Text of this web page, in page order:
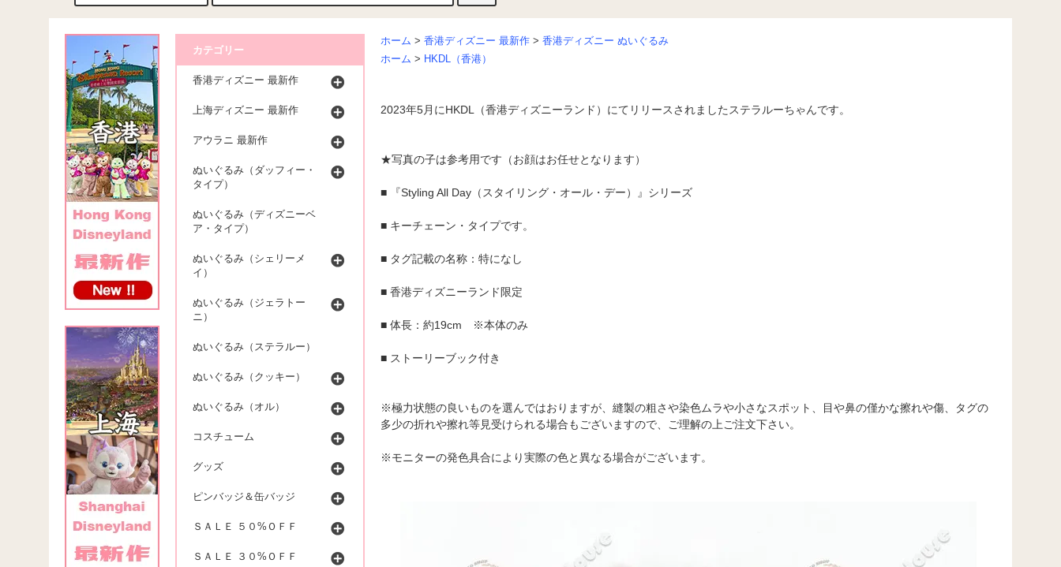
ホーム > 香港ディズニー 最新作 > 香港ディズニー ぬいぐるみ
ホーム > HKDL（香港）
2023年5月にHKDL（香港ディズニーランド）にてリリースされましたステラルーちゃんです。
★写真の子は参考用です（お顔はお任せとなります）
■ 『Styling All Day（スタイリング・オール・デー）』シリーズ
■ キーチェーン・タイプです。
■ タグ記載の名称：特になし
■ 香港ディズニーランド限定
■ 体長：約19cm ※本体のみ
■ ストーリーブック付き
※極力状態の良いものを選んではおりますが、縫製の粗さや染色ムラや小さなスポット、目や鼻の僅かな擦れや傷、タグの
多少の折れや擦れ等見受けられる場合もございますので、ご理解の上ご注文下さい。
※モニターの発色具合により実際の色と異なる場合がございます。
カテゴリー
香港ディズニー 最新作
上海ディズニー 最新作
アウラニ 最新作
ぬいぐるみ（ダッフィー・
タイプ）
ぬいぐるみ（ディズニーベ
ア・タイプ）
ぬいぐるみ（シェリーメ
イ）
ぬいぐるみ（ジェラトー
ニ）
ぬいぐるみ（ステラルー）
ぬいぐるみ（クッキー）
ぬいぐるみ（オル）
コスチューム
グッズ
ピンバッジ＆缶バッジ
ＳＡＬＥ ５０%ＯＦＦ
ＳＡＬＥ ３０%ＯＦＦ